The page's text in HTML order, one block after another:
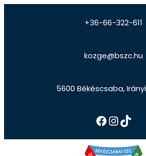
+36-66-322-611
kozge@bszc.hu
5600 Békéscsaba,